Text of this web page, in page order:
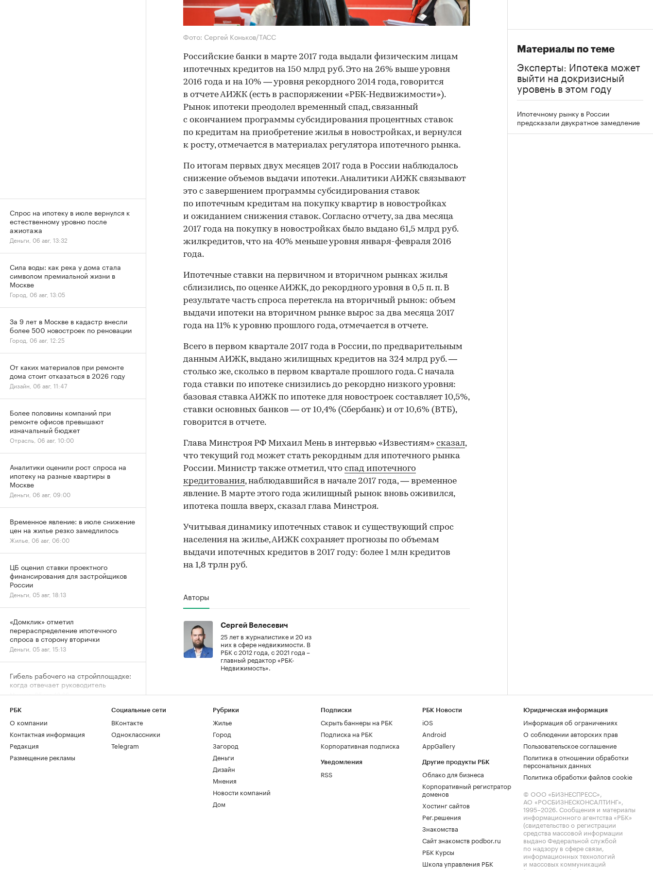
Фото: Сергей Коньков/ТАСС
Российские банки в марте 2017 года выдали физическим лицам
ипотечных кредитов на 150 млрд руб. Это на 26% выше уровня
2016 года и на 10% — уровня рекордного 2014 года, говорится
в отчете АИЖК (есть в распоряжении «РБК-Недвижимости»).
Рынок ипотеки преодолел временный спад, связанный
с окончанием программы субсидирования процентных ставок
по кредитам на приобретение жилья в новостройках, и вернулся
к росту, отмечается в материалах регулятора ипотечного рынка.
По итогам первых двух месяцев 2017 года в России наблюдалось
снижение объемов выдачи ипотеки. Аналитики АИЖК связывают
это с завершением программы субсидирования ставок
по ипотечным кредитам на покупку квартир в новостройках
и ожиданием снижения ставок. Согласно отчету, за два месяца
2017 года на покупку в новостройках было выдано 61,5 млрд руб.
жилкредитов, что на 40% меньше уровня января-февраля 2016
года.
Ипотечные ставки на первичном и вторичном рынках жилья
сблизились, по оценке АИЖК, до рекордного уровня в 0,5 п. п. В
результате часть спроса перетекла на вторичный рынок: объем
выдачи ипотеки на вторичном рынке вырос за два месяца 2017
года на 11% к уровню прошлого года, отмечается в отчете.
Всего в первом квартале 2017 года в России, по предварительным
данным АИЖК, выдано жилищных кредитов на 324 млрд руб. —
столько же, сколько в первом квартале прошлого года. С начала
года ставки по ипотеке снизились до рекордно низкого уровня:
базовая ставка АИЖК по ипотеке для новостроек составляет 10,5%,
ставки основных банков — от 10,4% (Сбербанк) и от 10,6% (ВТБ),
говорится в отчете.
Глава Минстроя РФ Михаил Мень в интервью «Известиям» сказал,
что текущий год может стать рекордным для ипотечного рынка
России. Министр также отметил, что спад ипотечного
кредитования, наблюдавшийся в начале 2017 года, — временное
явление. В марте этого года жилищный рынок вновь оживился,
ипотека пошла вверх, сказал глава Минстроя.
Учитывая динамику ипотечных ставок и существующий спрос
населения на жилье, АИЖК сохраняет прогнозы по объемам
выдачи ипотечных кредитов в 2017 году: более 1 млн кредитов
на 1,8 трлн руб.
Авторы
Сергей Велесевич
25 лет в журналистике и 20 из
них в сфере недвижимости. В
РБК с 2012 года, с 2021 года –
главный редактор «РБК-
Недвижимость».
Материалы по теме
Эксперты: Ипотека может
выйти на докризисный
уровень в этом году
Ипотечному рынку в России
предсказали двукратное замедление
Спрос на ипотеку в июле вернулся к
естественному уровню после
ажиотажа
Деньги, 06 авг, 13:32
Сила воды: как река у дома стала
символом премиальной жизни в
Москве
Город, 06 авг, 13:05
За 9 лет в Москве в кадастр внесли
более 500 новостроек по реновации
Город, 06 авг, 12:25
От каких материалов при ремонте
дома стоит отказаться в 2026 году
Дизайн, 06 авг, 11:47
Более половины компаний при
ремонте офисов превышают
изначальный бюджет
Отрасль, 06 авг, 10:00
Аналитики оценили рост спроса на
ипотеку на разные квартиры в
Москве
Деньги, 06 авг, 09:00
Временное явление: в июле снижение
цен на жилье резко замедлилось
Жилье, 06 авг, 06:00
ЦБ оценил ставки проектного
финансирования для застройщиков
России
Деньги, 05 авг, 18:13
«Домклик» отметил
перераспределение ипотечного
спроса в сторону вторички
Деньги, 05 авг, 15:13
Гибель рабочего на стройплощадке:
когда отвечает руководитель
Мнения, 05 авг, 13:29
Кто из пенсионеров имеет право не
платить налог за квартиру и дачу
Деньги, 05 авг, 12:15
РБК
О компании
Контактная информация
Редакция
Размещение рекламы
Социальные сети
ВКонтакте
Одноклассники
Telegram
Рубрики
Жилье
Город
Загород
Деньги
Дизайн
Мнения
Новости компаний
Дом
Подписки
Скрыть баннеры на РБК
Подписка на РБК
Корпоративная подписка
Уведомления
RSS
РБК Новости
iOS
Android
AppGallery
Другие продукты РБК
Облако для бизнеса
Корпоративный регистратор
доменов
Хостинг сайтов
Рег.решения
Знакомства
Сайт знакомств podbor.ru
РБК Курсы
Школа управления РБК
Юридическая информация
Информация об ограничениях
О соблюдении авторских прав
Пользовательское соглашение
Политика в отношении обработки
персональных данных
Политика обработки файлов cookie
© ООО «БИЗНЕСПРЕСС»,
АО «РОСБИЗНЕСКОНСАЛТИНГ»,
1995–2026. Сообщения и материалы
информационного агентства «РБК»
(свидетельство о регистрации
средства массовой информации
выдано Федеральной службой
по надзору в сфере связи,
информационных технологий
и массовых коммуникаций